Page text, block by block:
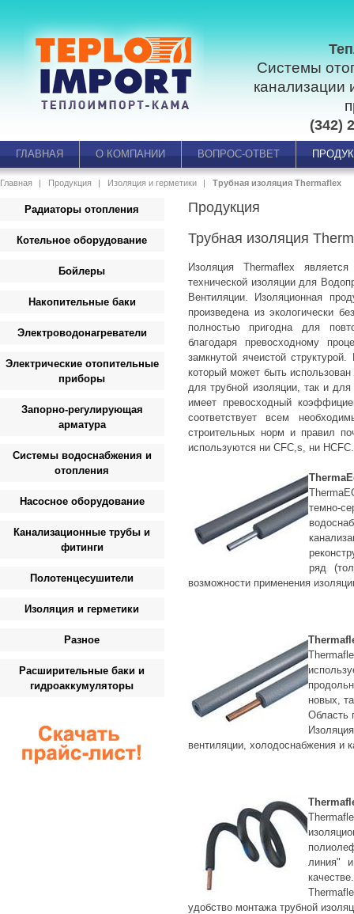
Системы
канализации
(342)
ГЛАВНАЯ О КОМПАНИИ ВОПРОС-ОТВЕТ
Главная Продукция Изоляция и герметики Трубная изоляция Thermaflex
Продукция
Трубная изоляция
Изоляция Thermaflex
технической изоляции для
Вентиляции. Изоляционная
произведена из экологически
полностью пригодна для
благодаря превосходному
замкнутой ячеистой
который может быть
для трубной изоляции, так и
имеет превосходный
соответствует всем
строительных норм и правил
используются ни CFC,s, ни HCFC.
темно-
ряд
возможности применения
новых,
Область
вентиляции, холодоснабжения и
линия"
удобство монтажа трубной
Радиаторы отопления
Котельное оборудование
Бойлеры
Накопительные баки
Электроводонагреватели
Электрические отопительные
приборы
Запорно-регулирующая
арматура
Системы водоснабжения и
отопления
Насосное оборудование
Канализационные трубы и
фитинги
Полотенцесушители
Изоляция и герметики
Разное
Расширительные баки и
гидроаккумуляторы